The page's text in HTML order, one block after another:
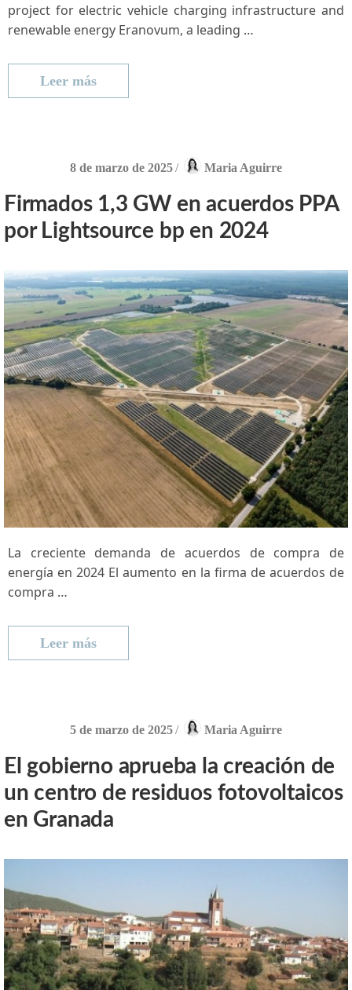
project for electric vehicle charging infrastructure and
renewable energy Eranovum, a leading …
Leer más
8 de marzo de 2025/ Maria Aguirre
Firmados 1,3 GW en acuerdos PPA
por Lightsource bp en 2024
La creciente ​demanda de acuerdos⁢ de compra de
energía en 2024 El aumento en la firma de acuerdos de⁣
compra …
Leer más
5 de marzo de 2025/ Maria Aguirre
El gobierno aprueba la creación de
un centro de residuos fotovoltaicos
en Granada